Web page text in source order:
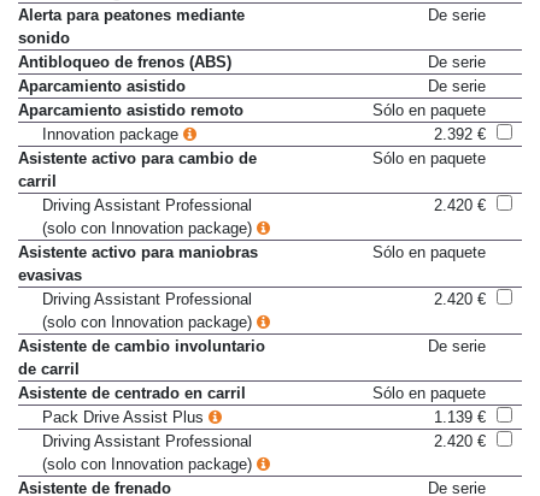
Alerta de fatiga del conductor
De serie
Alerta para peatones mediante
sonido
Antibloqueo de frenos (ABS)
De serie
Aparcamiento asistido
De serie
Aparcamiento asistido remoto
Sólo en paquete
Innovation package
2.392 €
Asistente activo para cambio de
carril
Driving Assistant Professional
(solo con Innovation package)
Asistente activo para maniobras
evasivas
Driving Assistant Professional
(solo con Innovation package)
Asistente de cambio involuntario
de carril
Asistente de centrado en carril
Sólo en paquete
Pack Drive Assist Plus
1.139 €
Driving Assistant Professional
(solo con Innovation package)